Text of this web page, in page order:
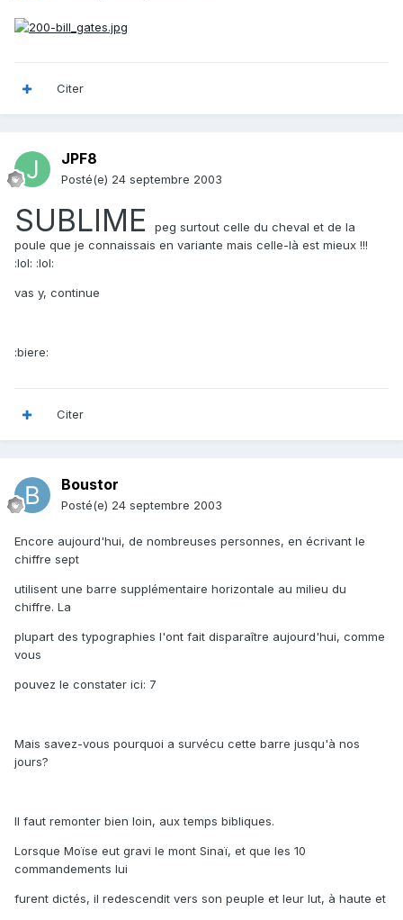
Citer
JPF8
Posté(e) 24 septembre 2003
SUBLIME
peg surtout celle du cheval et de la
poule que je connaissais en variante mais celle-là est mieux !!!
:lol: :lol:
vas y, continue
:biere:
Citer
Boustor
Posté(e) 24 septembre 2003
Encore aujourd'hui, de nombreuses personnes, en écrivant le
chiffre sept
utilisent une barre supplémentaire horizontale au milieu du
chiffre. La
plupart des typographies l'ont fait disparaître aujourd'hui, comme
vous
pouvez le constater ici: 7
Mais savez-vous pourquoi a survécu cette barre jusqu'à nos
jours?
Il faut remonter bien loin, aux temps bibliques.
Lorsque Moïse eut gravi le mont Sinaï, et que les 10
commandements lui
furent dictés, il redescendit vers son peuple et leur lut, à haute et